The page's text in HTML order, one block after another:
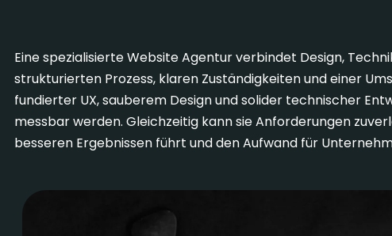
Eine spezialisierte Website Agentur verbindet Design,
strukturierten Prozess, klaren Zuständigkeiten und einer
fundierter UX, sauberem Design und solider technischer
messbar werden. Gleichzeitig kann sie Anforderungen
besseren Ergebnissen führt und den Aufwand für